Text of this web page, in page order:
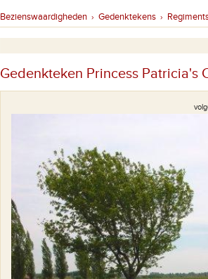
Bezienswaardigheden › Gedenktekens ›
Gedenkteken Princess Patricia's